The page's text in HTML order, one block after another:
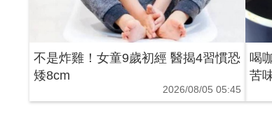
不是炸雞！女童9歲初經 醫揭4習慣恐
矮8cm
2026/08/05 05:45
喝
苦